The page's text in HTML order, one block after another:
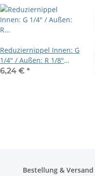
Reduziernippel Innen: G
1/4" / Außen: R 1/8"
Messing vernickelt
6,24 € *
Bestellung & Versand